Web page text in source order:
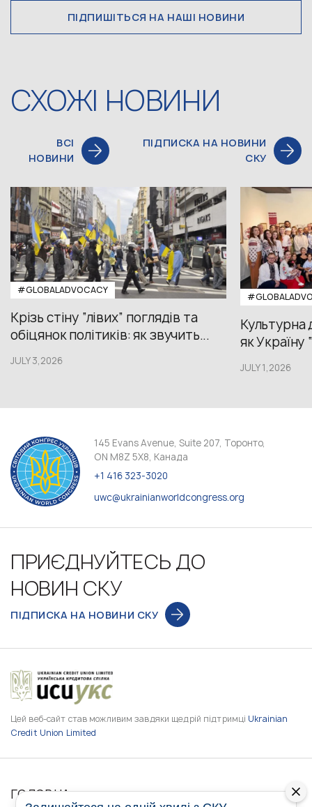
ПІДПИШІТЬСЯ НА НАШІ НОВИНИ
СХОЖІ НОВИНИ
ВСІ
НОВИНИ
ПІДПИСКА НА НОВИНИ
СКУ
#GLOBALADVOCACY
Крізь стіну “лівих” поглядів та
обіцянок політиків: як звучить...
JULY 3,2026
Культурна
як
JULY 1,2026
145 Evans Avenue, Suite 207, Торонто,
ON M8Z 5X8, Канада
+1 416 323-3020
uwc@ukrainianworldcongress.org
ПРИЄДНУЙТЕСЬ ДО
НОВИН СКУ
ПІДПИСКА НА НОВИНИ СКУ
Цей веб-сайт став можливим завдяки щедрій підтримці Ukrainian
Credit Union Limited
ГОЛОВНА